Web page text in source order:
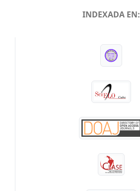
INDEXADA EN: